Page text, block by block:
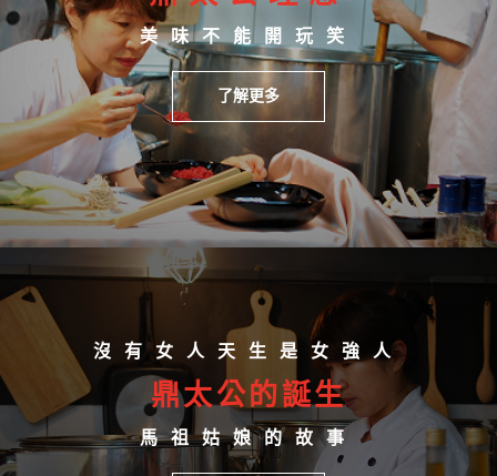
美味不能開玩笑
了解更多
沒有女人天生是女強人
鼎太公的誕生
馬祖姑娘的故事